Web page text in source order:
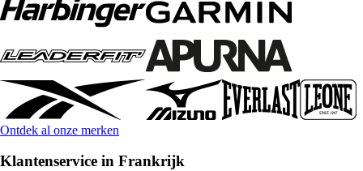
Ontdek al onze merken
Klantenservice in Frankrijk